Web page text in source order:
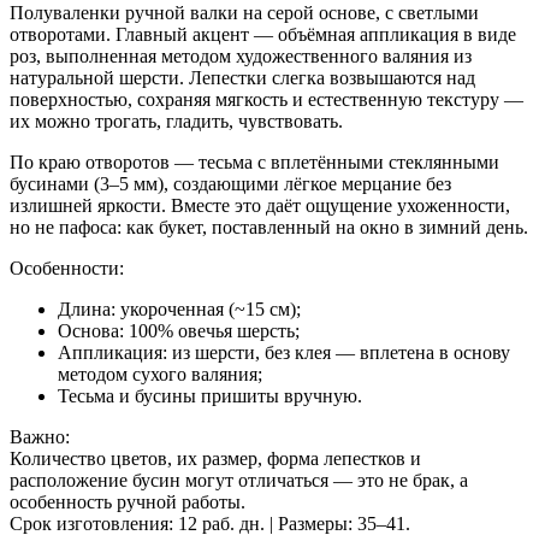
Полуваленки ручной валки на серой основе, с светлыми
отворотами. Главный акцент — объёмная аппликация в виде
роз, выполненная методом художественного валяния из
натуральной шерсти. Лепестки слегка возвышаются над
поверхностью, сохраняя мягкость и естественную текстуру —
их можно трогать, гладить, чувствовать.
По краю отворотов — тесьма с вплетёнными стеклянными
бусинами (3–5 мм), создающими лёгкое мерцание без
излишней яркости. Вместе это даёт ощущение ухоженности,
но не пафоса: как букет, поставленный на окно в зимний день.
Особенности:
Длина: укороченная (~15 см);
Основа: 100% овечья шерсть;
Аппликация: из шерсти, без клея — вплетена в основу
методом сухого валяния;
Тесьма и бусины пришиты вручную.
Важно:
Количество цветов, их размер, форма лепестков и
расположение бусин могут отличаться — это не брак, а
особенность ручной работы.
Срок изготовления: 12 раб. дн. | Размеры: 35–41.